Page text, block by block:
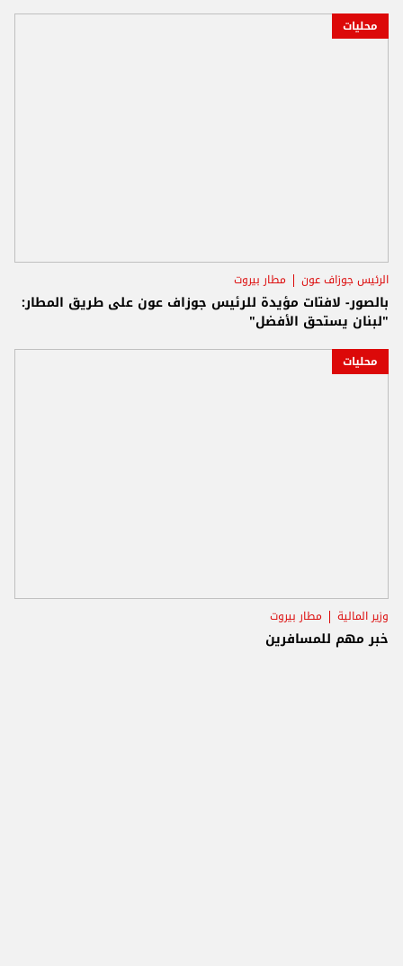
محليات
الرئيس جوزاف عون مطار بيروت
بالصور- لافتات مؤيدة للرئيس جوزاف عون على طريق المطار:
"لبنان يستحق الأفضل"
محليات
وزير المالية مطار بيروت
خبر مهم للمسافرين